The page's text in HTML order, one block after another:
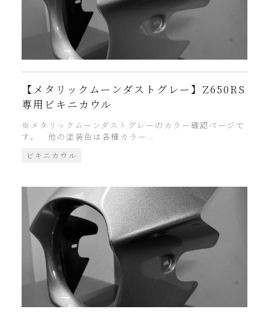
【メタリックムーンダストグレー】Z650RS
専用ビキニカウル
※メタリックムーンダストグレーのカラー確認ページで
す。 他の塗装色は各種カラー...
ビキニカウル